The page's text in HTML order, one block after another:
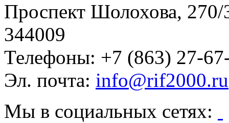
Проспект Шолохова, 270/
344009
Телефоны: +7 (863) 27-
Эл. почта: info@rif2000.ru
Мы в социальных сетях: